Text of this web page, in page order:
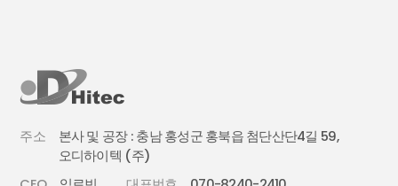
주소
본사 및 공장 : 충남 홍성군 홍북읍 첨단산단4길 59,
오디하이텍 (주)